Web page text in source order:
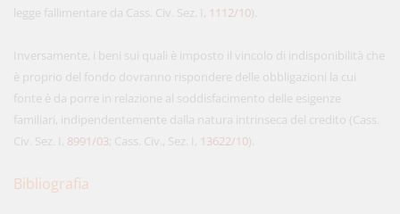
legge fallimentare da Cass. Civ. Sez. I, 1112/10).
Inversamente, i beni sui quali è imposto il vincolo di indisponibilità che
è proprio del fondo dovranno rispondere delle obbligazioni la cui
fonte è da porre in relazione al soddisfacimento delle esigenze
familiari, indipendentemente dalla natura intrinseca del credito (Cass.
Civ. Sez. I, 8991/03; Cass. Civ., Sez. I, 13622/10).
Bibliografia